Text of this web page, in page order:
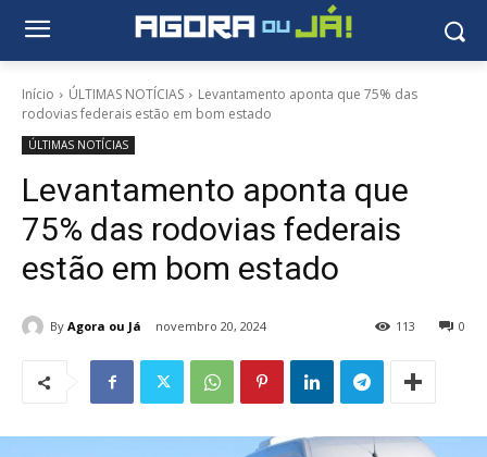
Início ÚLTIMAS NOTÍCIAS
Levantamento aponta que 75% das
rodovias federais estão em bom estado
ÚLTIMAS NOTÍCIAS
Levantamento aponta que
75% das rodovias federais
estão em bom estado
By Agora ou Já novembro 20, 2024 0
113